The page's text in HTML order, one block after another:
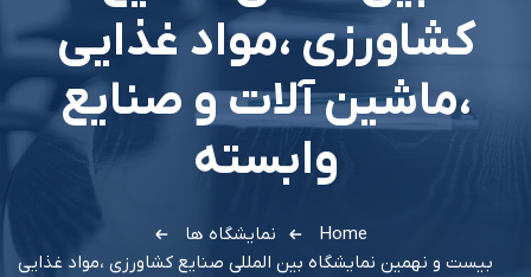
کشاورزي ،مواد غذايي
،ماشين آلات و صنايع
وابسته
Home
نمایشگاه ها
بيست و نهمين نمايشگاه بين المللي صنايع کشاورزي ،مواد غذايي